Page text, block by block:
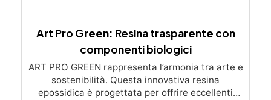
Art Pro Green: Resina trasparente con
componenti biologici
ART PRO GREEN rappresenta l’armonia tra arte e
sostenibilità. Questa innovativa resina
epossidica è progettata per offrire eccellenti